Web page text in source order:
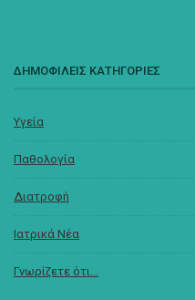
ΔΗΜΟΦΙΛΕΙΣ ΚΑΤΗΓΟΡΙΕΣ
Υγεία
Παθολογία
Διατροφή
Ιατρικά Νέα
Γνωρίζετε ότι...